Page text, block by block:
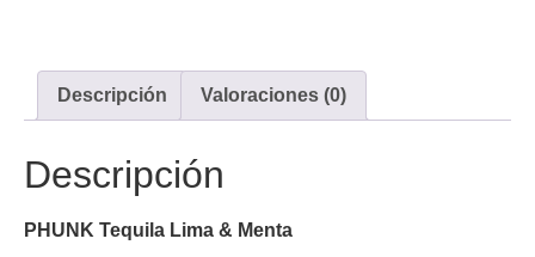
Descripción Valoraciones (0)
Descripción
PHUNK Tequila Lima & Menta